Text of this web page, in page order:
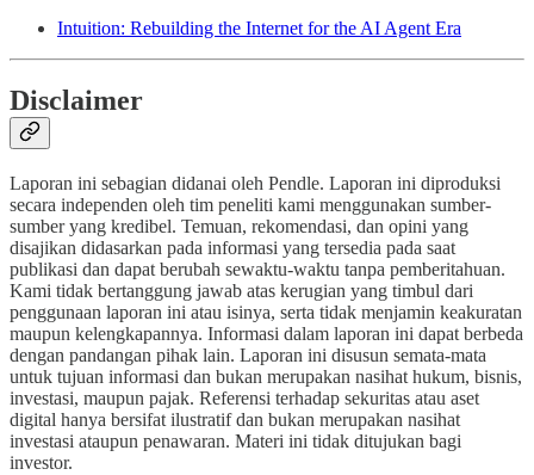
Intuition: Rebuilding the Internet for the AI Agent Era
Disclaimer
Laporan ini sebagian didanai oleh Pendle. Laporan ini diproduksi
secara independen oleh tim peneliti kami menggunakan sumber-
sumber yang kredibel. Temuan, rekomendasi, dan opini yang
disajikan didasarkan pada informasi yang tersedia pada saat
publikasi dan dapat berubah sewaktu-waktu tanpa pemberitahuan.
Kami tidak bertanggung jawab atas kerugian yang timbul dari
penggunaan laporan ini atau isinya, serta tidak menjamin keakuratan
maupun kelengkapannya. Informasi dalam laporan ini dapat berbeda
dengan pandangan pihak lain. Laporan ini disusun semata-mata
untuk tujuan informasi dan bukan merupakan nasihat hukum, bisnis,
investasi, maupun pajak. Referensi terhadap sekuritas atau aset
digital hanya bersifat ilustratif dan bukan merupakan nasihat
investasi ataupun penawaran. Materi ini tidak ditujukan bagi
investor.